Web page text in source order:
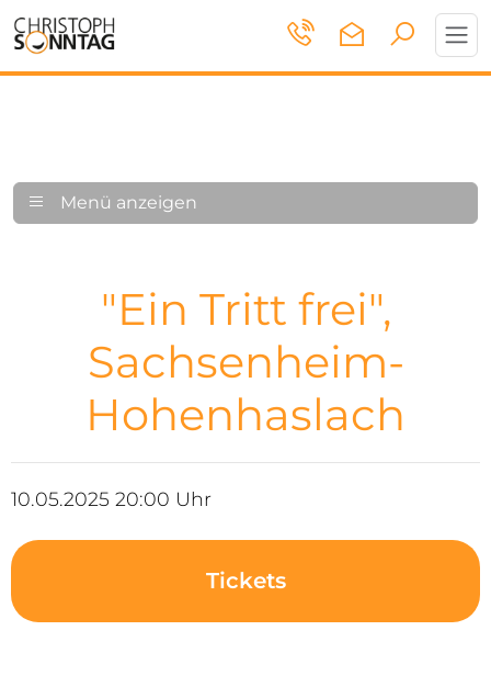
Menü anzeigen
"Ein Tritt frei",
Sachsenheim-
Hohenhaslach
10.05.2025 20:00 Uhr
Tickets